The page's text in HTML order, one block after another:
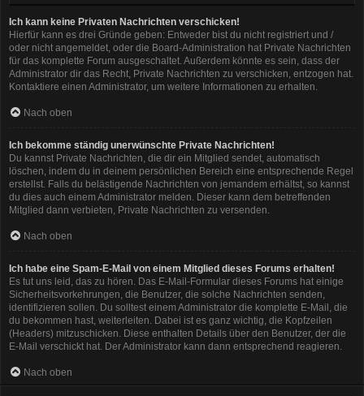
Ich kann keine Privaten Nachrichten verschicken!
Hierfür kann es drei Gründe geben: Entweder bist du nicht registriert und /
oder nicht angemeldet, oder die Board-Administration hat Private Nachrichten
für das komplette Forum ausgeschaltet. Außerdem könnte es sein, dass der
Administrator dir das Recht, Private Nachrichten zu verschicken, entzogen hat.
Kontaktiere einen Administrator, um weitere Informationen zu erhalten.
Nach oben
Ich bekomme ständig unerwünschte Private Nachrichten!
Du kannst Private Nachrichten, die dir ein Mitglied sendet, automatisch
löschen, indem du in deinem persönlichen Bereich eine entsprechende Regel
erstellst. Falls du belästigende Nachrichten von jemandem erhältst, so kannst
du dies auch einem Administrator melden. Dieser kann dem betreffenden
Mitglied dann verbieten, Private Nachrichten zu versenden.
Nach oben
Ich habe eine Spam-E-Mail von einem Mitglied dieses Forums erhalten!
Es tut uns leid, das zu hören. Das E-Mail-Formular dieses Forums hat einige
Sicherheitsvorkehrungen, die Benutzer, die solche Nachrichten senden,
identifizieren sollen. Du solltest einem Administrator die komplette E-Mail, die
du bekommen hast, weiterleiten. Dabei ist es ganz wichtig, die Kopfzeilen
(Headers) mitzuschicken. Diese enthalten Details über den Benutzer, der die
E-Mail verschickt hat. Der Administrator kann dann entsprechend reagieren.
Nach oben